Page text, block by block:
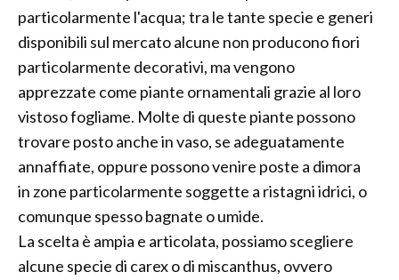
particolarmente l'acqua; tra le tante specie e generi
disponibili sul mercato alcune non producono fiori
particolarmente decorativi, ma vengono
apprezzate come piante ornamentali grazie al loro
vistoso fogliame. Molte di queste piante possono
trovare posto anche in vaso, se adeguatamente
annaffiate, oppure possono venire poste a dimora
in zone particolarmente soggette a ristagni idrici, o
comunque spesso bagnate o umide.
La scelta è ampia e articolata, possiamo scegliere
alcune specie di carex o di miscanthus, ovvero